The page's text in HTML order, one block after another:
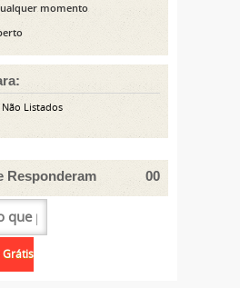
momento
Listados
Responderam 00